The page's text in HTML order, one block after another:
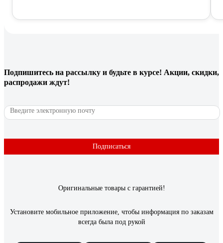
Подпишитесь на рассылку и будьте в курсе! Акции, скидки,
распродажи ждут!
Подписаться
Оригинальные товары с гарантией!
Установите мобильное приложение, чтобы информация по заказам
всегда была под рукой